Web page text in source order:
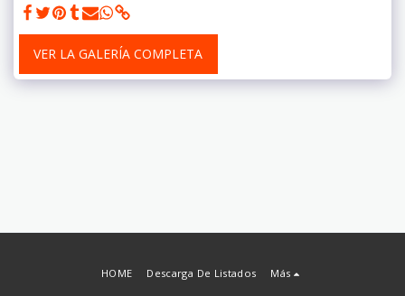
VER LA GALERÍA COMPLETA
HOME Descarga De Listados Más